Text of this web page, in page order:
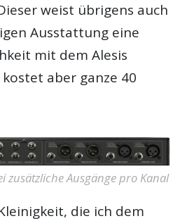
weist übrigens auch
Ausstattung eine
mit dem Alesis
aber ganze 40
zusätzliche Ausgänge pro Kanal
die ich dem